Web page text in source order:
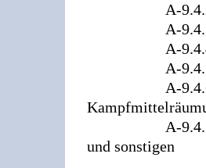
A-9.4.2
A-9.4.3
A-9.4.4
A-9.4.5
A-9.4.6
A-9.4.7
und sonstigen